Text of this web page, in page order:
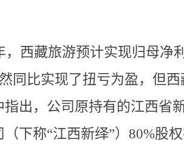
，西藏旅游预计实现归母净
同比实现了扭亏为盈，但
指出，公司原持有的江西省
下称“江西新绎”）80%股